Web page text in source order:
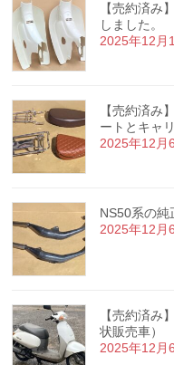
【売約済み
しました。
2025年12月
【売約済み
ートとキャ
2025年12月
NS50系の純
2025年12月
【売約済
状販売車）
2025年12月